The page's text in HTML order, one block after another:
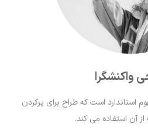
واکنشگرا
استاندارد است که طراح برای پرکردن
آن استفاده می کند.